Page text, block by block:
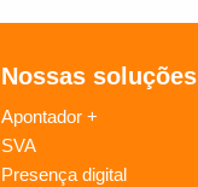
Nossas soluções
Apontador +
SVA
Presença digital